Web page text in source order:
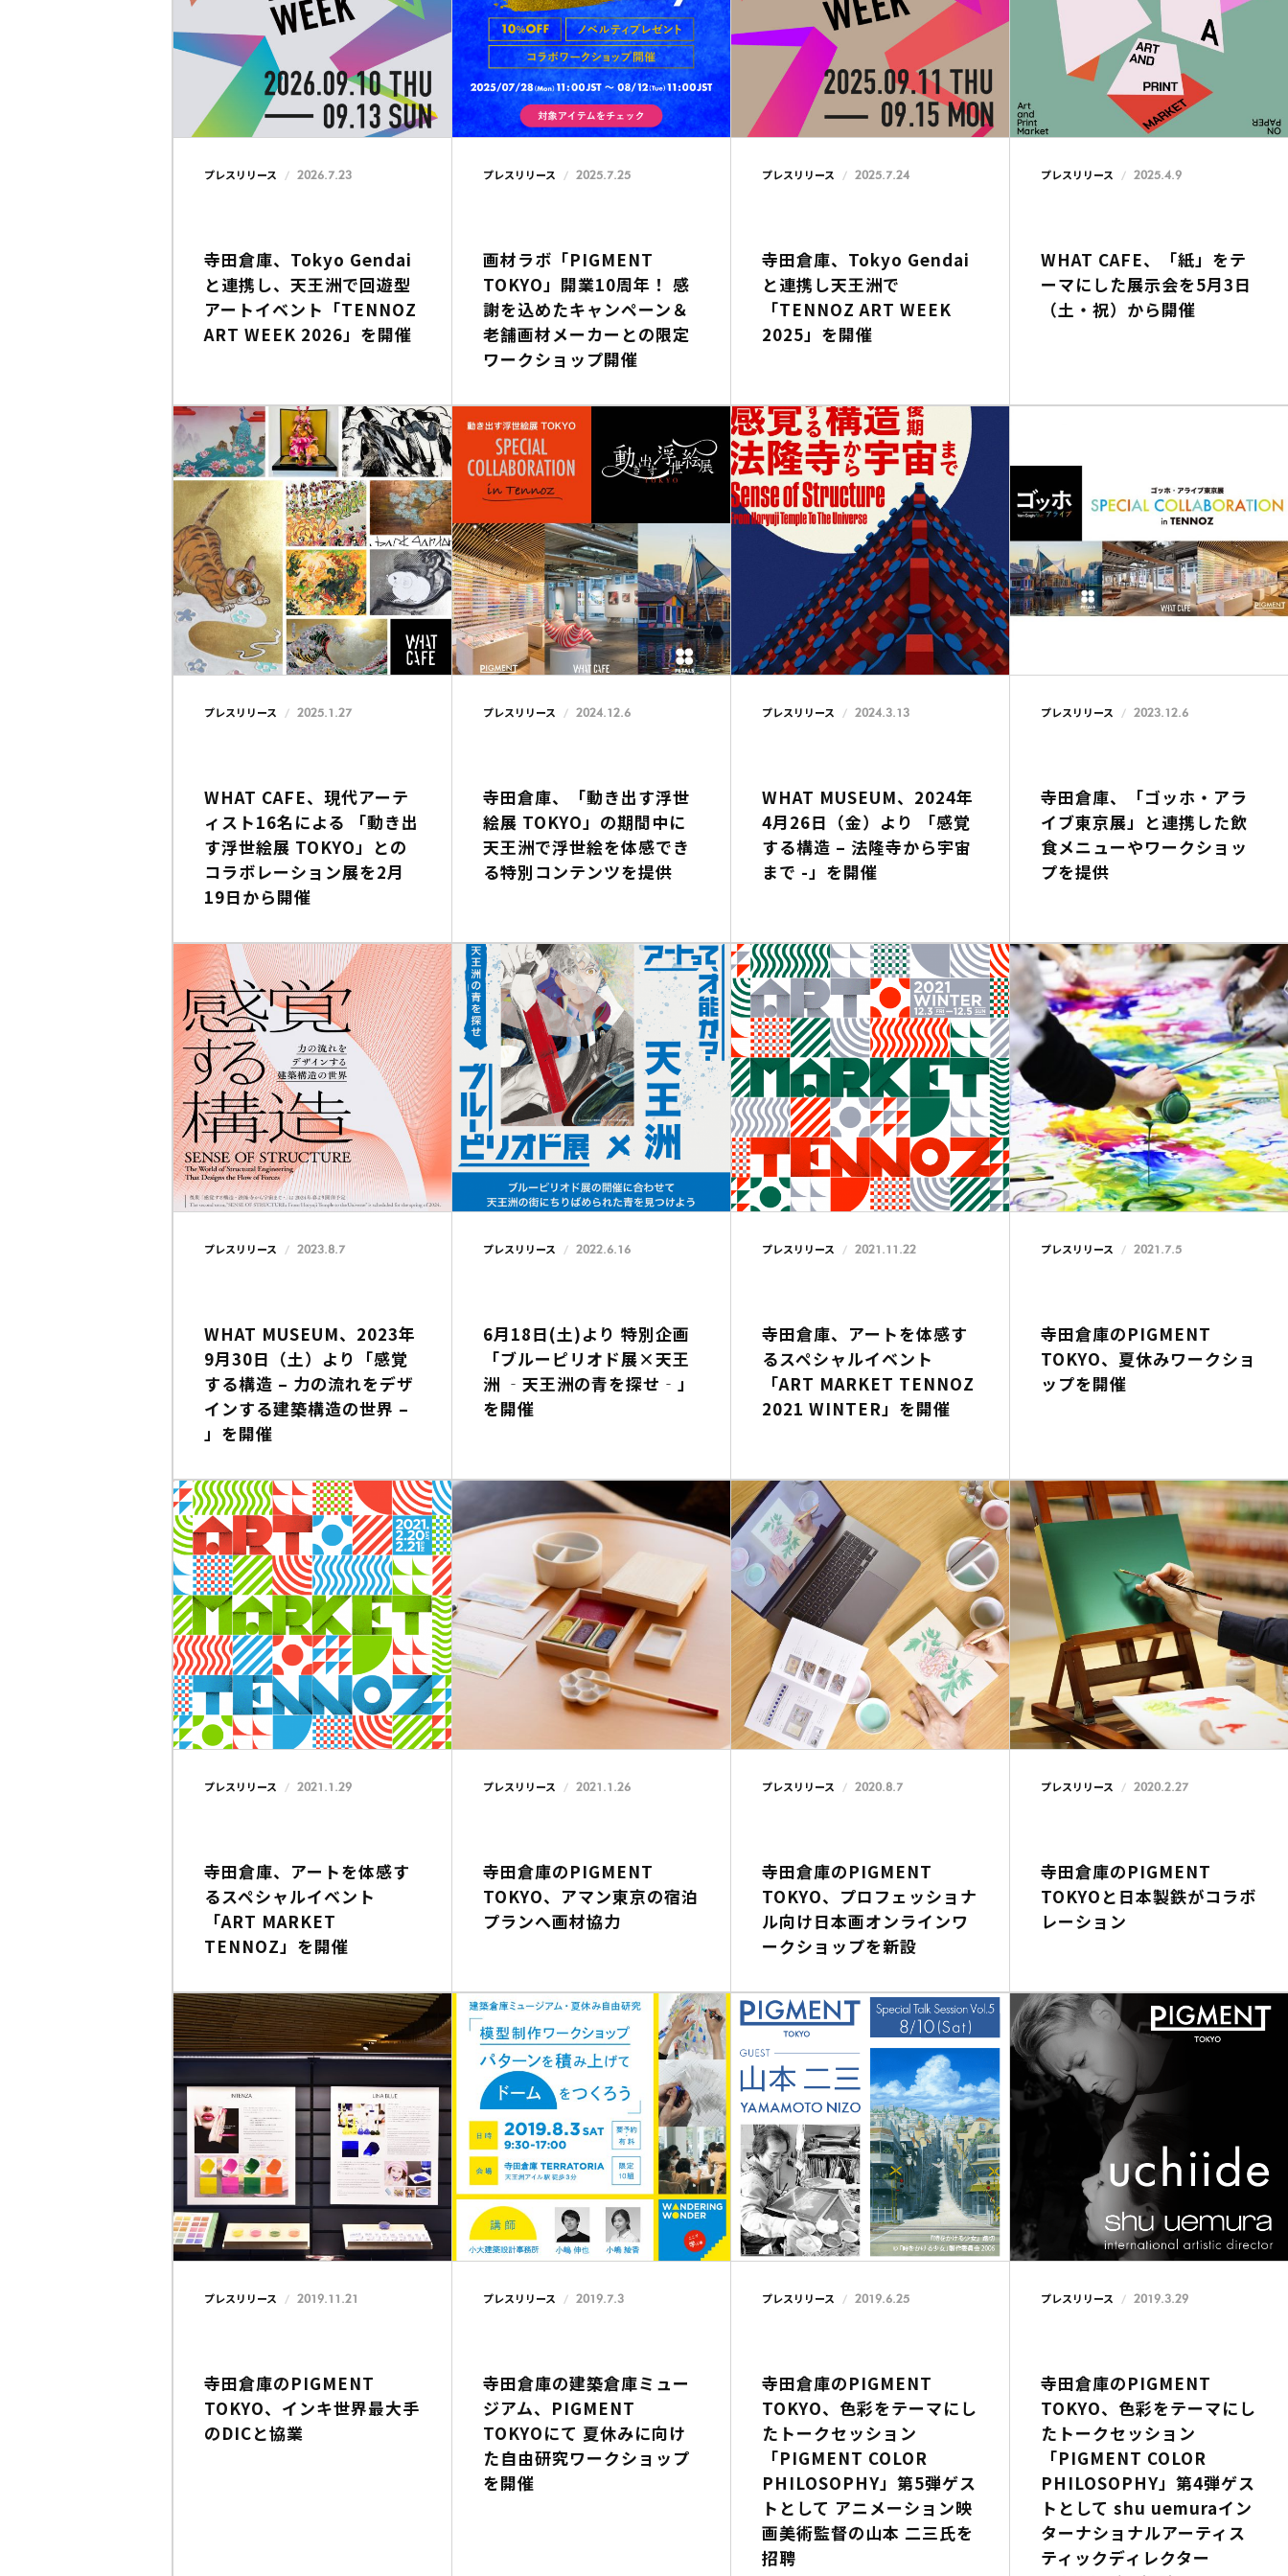
プレスリリース 2026.7.23
寺田倉庫、Tokyo Gendai
と連携し、天王洲で回遊型
アートイベント「TENNOZ
ART WEEK 2026」を開催
プレスリリース 2025.7.25
画材ラボ「PIGMENT
TOKYO」開業10周年！ 感
謝を込めたキャンペーン＆
老舗画材メーカーとの限定
ワークショップ開催
プレスリリース 2025.7.24
寺田倉庫、Tokyo Gendai
と連携し天王洲で
「TENNOZ ART WEEK
2025」を開催
プレスリリース 2025.4.9
WHAT CAFE、「紙」をテ
ーマにした展示会を5月3日
（土・祝）から開催
プレスリリース 2025.1.27
WHAT CAFE、現代アーテ
ィスト16名による 「動き出
す浮世絵展 TOKYO」との
コラボレーション展を2月
19日から開催
プレスリリース 2024.12.6
寺田倉庫、「動き出す浮世
絵展 TOKYO」の期間中に
天王洲で浮世絵を体感でき
る特別コンテンツを提供
プレスリリース 2024.3.13
WHAT MUSEUM、2024年
4月26日（金）より 「感覚
する構造 – 法隆寺から宇宙
まで -」を開催
プレスリリース 2023.12.6
寺田倉庫、「ゴッホ・アラ
イブ東京展」と連携した飲
食メニューやワークショッ
プを提供
プレスリリース 2023.8.7
WHAT MUSEUM、2023年
9月30日（土）より「感覚
する構造 – 力の流れをデザ
インする建築構造の世界 –
」を開催
プレスリリース 2022.6.16
6月18日(土)より 特別企画
「ブルーピリオド展×天王
洲 ‐天王洲の青を探せ‐」
を開催
プレスリリース 2021.11.22
寺田倉庫、アートを体感す
るスペシャルイベント
「ART MARKET TENNOZ
2021 WINTER」を開催
プレスリリース 2021.7.5
寺田倉庫のPIGMENT
TOKYO、夏休みワークショ
ップを開催
プレスリリース 2021.1.29
寺田倉庫、アートを体感す
るスペシャルイベント
「ART MARKET
TENNOZ」を開催
プレスリリース 2021.1.26
寺田倉庫のPIGMENT
TOKYO、アマン東京の宿泊
プランへ画材協力
プレスリリース 2020.8.7
寺田倉庫のPIGMENT
TOKYO、プロフェッショナ
ル向け日本画オンラインワ
ークショップを新設
プレスリリース 2020.2.27
寺田倉庫のPIGMENT
TOKYOと日本製鉄がコラボ
レーション
プレスリリース 2019.11.21
寺田倉庫のPIGMENT
TOKYO、インキ世界最大手
のDICと協業
プレスリリース 2019.7.3
寺田倉庫の建築倉庫ミュー
ジアム、PIGMENT
TOKYOにて 夏休みに向け
た自由研究ワークショップ
を開催
プレスリリース 2019.6.25
寺田倉庫のPIGMENT
TOKYO、色彩をテーマにし
たトークセッション
「PIGMENT COLOR
PHILOSOPHY」第5弾ゲス
トとして アニメーション映
画美術監督の山本 二三氏を
招聘
プレスリリース 2019.3.29
寺田倉庫のPIGMENT
TOKYO、色彩をテーマにし
たトークセッション
「PIGMENT COLOR
PHILOSOPHY」第4弾ゲス
トとして shu uemuraイン
ターナショナルアーティス
ティックディレクター